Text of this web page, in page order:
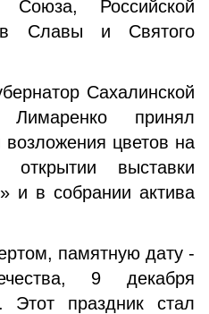
Союза, Российской
Славы и Святого
Сахалинской
принял
цветов на
выставки
и в собрании актива
памятную дату -
9 декабря
Этот праздник стал